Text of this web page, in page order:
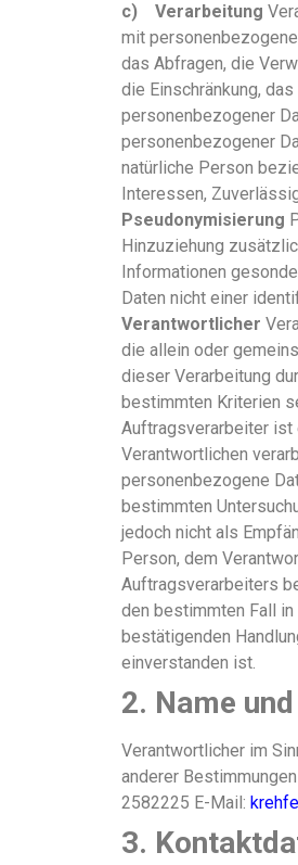
c) Verarbeitung
mit
das Abfragen, die
die Einschränkung,
personenbezogener
personenbezogener
natürliche Person
Interessen,
Pseudonymisierung
Hinzuziehung
Informationen
Daten nicht einer
Verantwortlicher
die allein oder
dieser Verarbeitung
bestimmten Kriterien
Auftragsverarbeiter ist
Verantwortlichen
personenbezogene
bestimmten
jedoch nicht als
Person, dem
Auftragsverarbeiters
den bestimmten Fall
bestätigenden
einverstanden ist.
2. Name
Verantwortlicher im
anderer
2582225 E-Mail:
3.